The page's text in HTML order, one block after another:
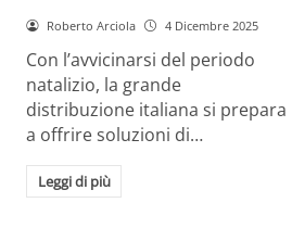
Roberto Arciola 4 Dicembre 2025
Con l’avvicinarsi del periodo
natalizio, la grande
distribuzione italiana si prepara
a offrire soluzioni di…
Leggi di più